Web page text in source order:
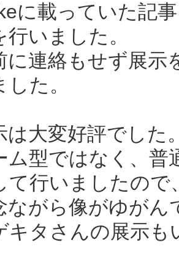
に載っていた記
行いました。
に連絡もせず展示
した。
は大変好評でした
ム型ではなく、
て行いましたので
ながら像がゆがん
キタさんの展示